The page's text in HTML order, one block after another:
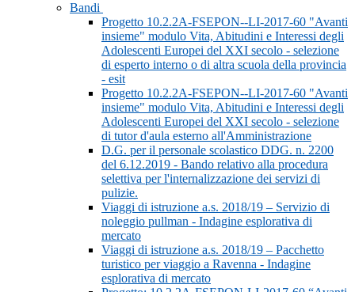
Bandi
Progetto 10.2.2A-FSEPON--LI-2017-60 "Avanti
insieme" modulo Vita, Abitudini e Interessi degli
Adolescenti Europei del XXI secolo - selezione
di esperto interno o di altra scuola della provincia
- esit
Progetto 10.2.2A-FSEPON--LI-2017-60 "Avanti
insieme" modulo Vita, Abitudini e Interessi degli
Adolescenti Europei del XXI secolo - selezione
di tutor d'aula esterno all'Amministrazione
D.G. per il personale scolastico DDG. n. 2200
del 6.12.2019 - Bando relativo alla procedura
selettiva per l'internalizzazione dei servizi di
pulizie.
Viaggi di istruzione a.s. 2018/19 – Servizio di
noleggio pullman - Indagine esplorativa di
mercato
Viaggi di istruzione a.s. 2018/19 – Pacchetto
turistico per viaggio a Ravenna - Indagine
esplorativa di mercato